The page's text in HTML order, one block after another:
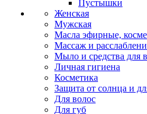
Пустышки
Женская
Мужская
Масла эфирные,
Массаж и
Мыло и средства для
Личная гигиена
Косметика
Защита от солнца и
Для волос
Для губ